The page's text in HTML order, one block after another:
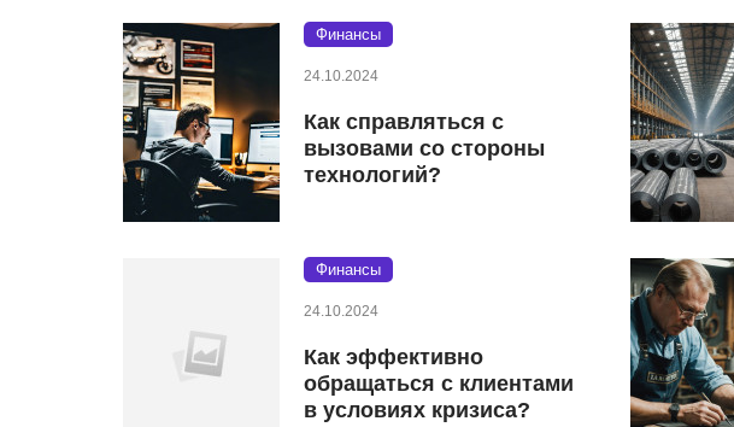
Финансы
24.10.2024
Как справляться с
вызовами со стороны
технологий?
Финансы
24.10.2024
Как эффективно
обращаться с клиентами
в условиях кризиса?